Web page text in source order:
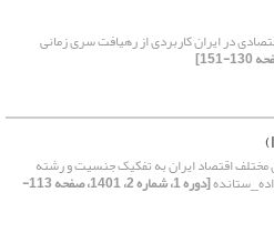
در ایران کاربردی از رهیافت سری زمانی
اقتصاد ایران به تفکیک جنسیت و رشته
[دوره 1، شماره 2، 1401، صفحه 113-